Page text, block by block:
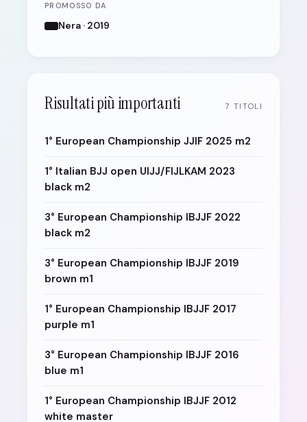
PROMOSSO DA
Nera · 2019
Risultati più importanti 7 TITOLI
1° European Championship JJIF 2025 m2
1° Italian BJJ open UIJJ/FIJLKAM 2023
black m2
3° European Championship IBJJF 2022
black m2
3° European Championship IBJJF 2019
brown m1
1° European Championship IBJJF 2017
purple m1
3° European Championship IBJJF 2016
blue m1
1° European Championship IBJJF 2012
white master